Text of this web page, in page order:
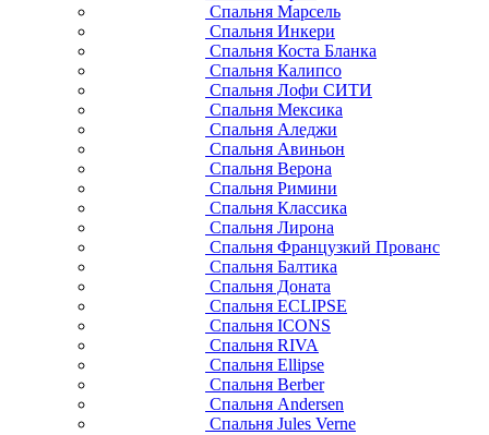
Спальня Марсель
Спальня Инкери
Спальня Коста Бланка
Спальня Калипсо
Спальня Лофи СИТИ
Спальня Мексика
Спальня Аледжи
Спальня Авиньон
Спальня Верона
Спальня Римини
Спальня Классика
Спальня Лирона
Спальня Французкий Прованс
Спальня Балтика
Спальня Доната
Спальня ECLIPSE
Спальня ICONS
Спальня RIVA
Спальня Ellipse
Спальня Berber
Спальня Andersen
Спальня Jules Verne